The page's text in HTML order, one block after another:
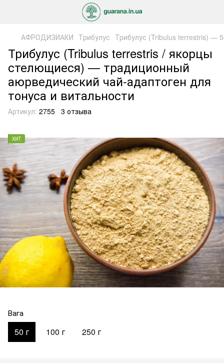
АФРОДИЗИАКИ Трибулус Трибулус (Tribulus terrestris) —
Трибулус (Tribulus terrestris / якорцы
стелющиеся) — традиционный
аюрведический чай-адаптоген для
тонуса и витальности
Артикул: 2755 3 отзыва
ХИТ
Вага
50 г 100 г 250 г